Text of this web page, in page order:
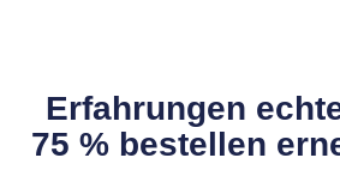
Erfahrungen
75 % bestellen